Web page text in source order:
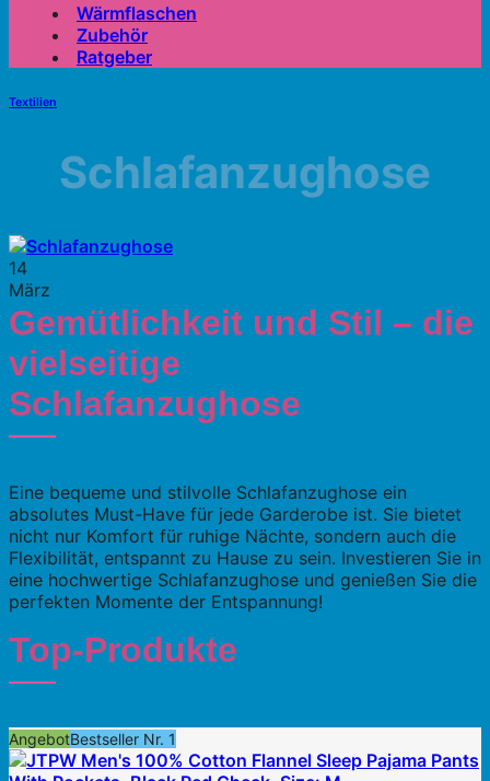
Wärmflaschen
Zubehör
Ratgeber
Textilien
Schlafanzughose
14
März
Gemütlichkeit und Stil – die
vielseitige
Schlafanzughose
Eine bequeme und stilvolle Schlafanzughose ein
absolutes Must-Have für jede Garderobe ist. Sie bietet
nicht nur Komfort für ruhige Nächte, sondern auch die
Flexibilität, entspannt zu Hause zu sein. Investieren Sie in
eine hochwertige Schlafanzughose und genießen Sie die
perfekten Momente der Entspannung!
Top-Produkte
AngebotBestseller Nr. 1